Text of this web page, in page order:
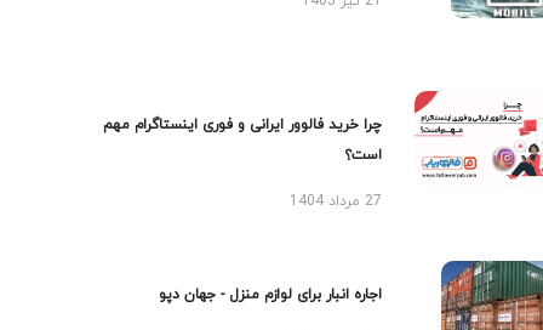
چرا خرید فالوور ایرانی و فوری اینستاگرام مهم
است؟
27 مرداد 1404
اجاره انبار برای لوازم منزل - جهان دپو